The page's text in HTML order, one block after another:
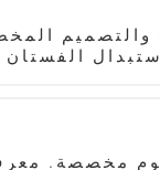
والتصميم
مخصصة.